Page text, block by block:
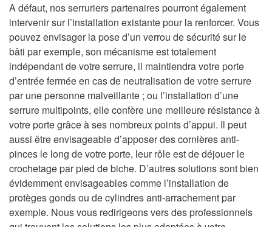
A défaut, nos serruriers partenaires pourront également
intervenir sur l’installation existante pour la renforcer. Vous
pouvez envisager la pose d’un verrou de sécurité sur le
bâti par exemple, son mécanisme est totalement
indépendant de votre serrure, il maintiendra votre porte
d’entrée fermée en cas de neutralisation de votre serrure
par une personne malveillante ; ou l’installation d’une
serrure multipoints, elle confère une meilleure résistance à
votre porte grâce à ses nombreux points d’appui. Il peut
aussi être envisageable d’apposer des cornières anti-
pinces le long de votre porte, leur rôle est de déjouer le
crochetage par pied de biche. D’autres solutions sont bien
évidemment envisageables comme l’installation de
protèges gonds ou de cylindres anti-arrachement par
exemple. Nous vous redirigeons vers des professionnels